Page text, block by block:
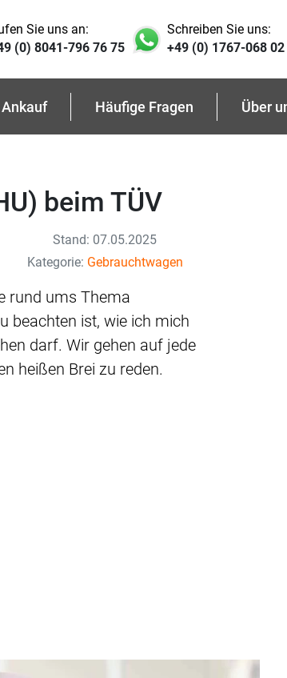
Sie uns an:
(0) 8041-796 76 75
Schreiben Sie uns:
+49 (0) 1767-068 02
Häufige Fragen Über
beim TÜV
Stand: 07.05.2025
Kategorie: Gebrauchtwagen
rund ums Thema
beachten ist, wie ich mich
darf. Wir gehen auf jede
heißen Brei zu reden.